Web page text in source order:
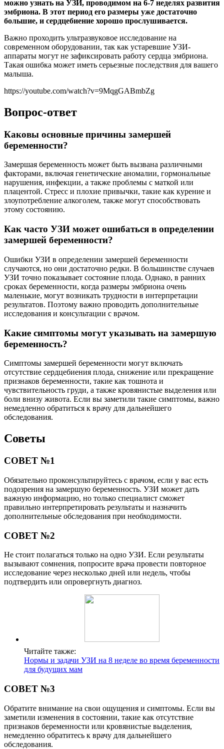
можно узнать на УЗИ, проводимом на 6-7 неделях развития
эмбриона. В этот период его размеры уже достаточно
большие, и сердцебиение хорошо прослушивается.
Важно проходить ультразвуковое исследование на
современном оборудовании, так как устаревшие УЗИ-
аппараты могут не зафиксировать работу сердца эмбриона.
Такая ошибка может иметь серьезные последствия для вашего
малыша.
https://youtube.com/watch?v=9MqgGABmbZg
Вопрос-ответ
Каковы основные причины замершей
беременности?
Замершая беременность может быть вызвана различными
факторами, включая генетические аномалии, гормональные
нарушения, инфекции, а также проблемы с маткой или
плацентой. Стресс и плохие привычки, такие как курение и
злоупотребление алкоголем, также могут способствовать
этому состоянию.
Как часто УЗИ может ошибаться в определении
замершей беременности?
Ошибки УЗИ в определении замершей беременности
случаются, но они достаточно редки. В большинстве случаев
УЗИ точно показывает состояние плода. Однако, в ранних
сроках беременности, когда размеры эмбриона очень
маленькие, могут возникать трудности в интерпретации
результатов. Поэтому важно проводить дополнительные
исследования и консультации с врачом.
Какие симптомы могут указывать на замершую
беременность?
Симптомы замершей беременности могут включать
отсутствие сердцебиения плода, снижение или прекращение
признаков беременности, такие как тошнота и
чувствительность груди, а также кровянистые выделения или
боли внизу живота. Если вы заметили такие симптомы, важно
немедленно обратиться к врачу для дальнейшего
обследования.
Советы
СОВЕТ №1
Обязательно проконсультируйтесь с врачом, если у вас есть
подозрения на замершую беременность. УЗИ может дать
важную информацию, но только специалист сможет
правильно интерпретировать результаты и назначить
дополнительные обследования при необходимости.
СОВЕТ №2
Не стоит полагаться только на одно УЗИ. Если результаты
вызывают сомнения, попросите врача провести повторное
исследование через несколько дней или недель, чтобы
подтвердить или опровергнуть диагноз.
Читайте также:
Нормы и задачи УЗИ на 8 неделе во время беременности
для будущих мам
СОВЕТ №3
Обратите внимание на свои ощущения и симптомы. Если вы
заметили изменения в состоянии, такие как отсутствие
признаков беременности или кровянистые выделения,
немедленно обратитесь к врачу для дальнейшего
обследования.